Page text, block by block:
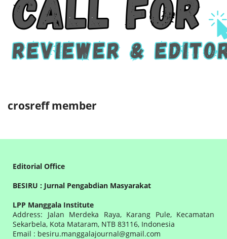
crosreff member
Editorial Office
BESIRU : Jurnal Pengabdian Masyarakat
LPP Manggala Institute
Address: Jalan Merdeka Raya, Karang Pule, Kecamatan
Sekarbela, Kota Mataram, NTB 83116, Indonesia
Email : besiru.manggalajournal@gmail.com